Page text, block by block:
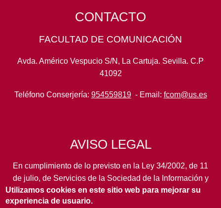
CONTACTO
FACULTAD DE COMUNICACIÓN
Avda. Américo Vespucio S/N, La Cartuja. Sevilla. C.P
41092
Teléfono Conserjería: 954559819- Email: fcom@us.es
AVISO LEGAL
En cumplimiento de lo previsto en la Ley 34/2002, de 11
de julio, de Servicios de la Sociedad de la Información y
de Comercio Electrónico, así como en otras normas de
legal aplicación, se pone en conocimiento de los
Utilizamos cookies en este sitio web para mejorar su
experiencia de usuario.